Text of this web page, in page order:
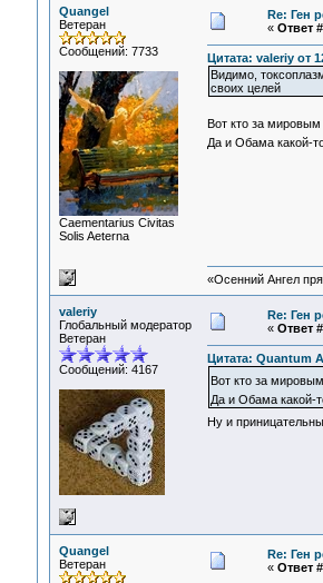
Quangel
Ветеран
Сообщений: 7733
Сaementarius Civitas
Solis Aeterna
Re: Ген
« Ответ
Цитата: valeriy от
Видимо,
своих целей
Вот кто за
Да и Обама какой-
«Осенний Ангел
valeriy
Глобальный модератор
Ветеран
Сообщений: 4167
Re: Ген
« Ответ
Цитата: Quantum
Вот кто за
Да и Обама какой-
Ну и
Quangel
Ветеран
Re: Ген
« Ответ